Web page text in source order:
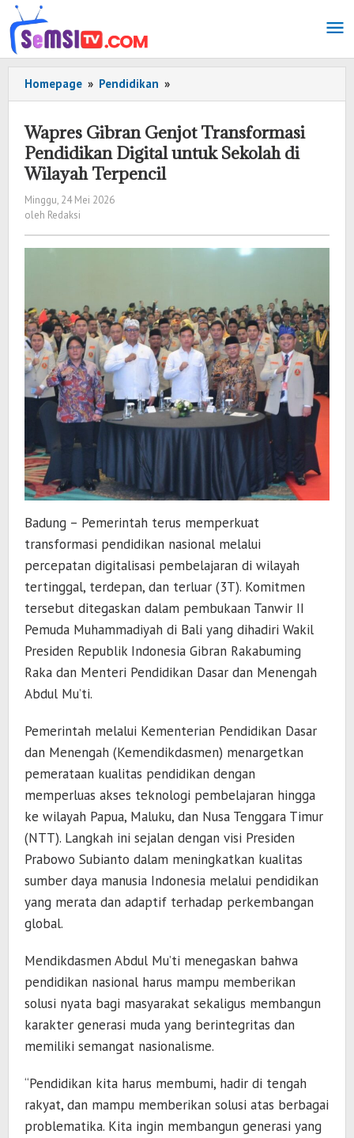
Lewati
ke
konten
Homepage » Pendidikan »
Gibran
Transformasi
Pendidikan
Wilayah
Terpencil
Wapres Gibran Genjot Transformasi
Pendidikan Digital untuk Sekolah di
Wilayah Terpencil
Minggu, 24 Mei 2026
oleh Redaksi
Badung – Pemerintah terus memperkuat
transformasi pendidikan nasional melalui
percepatan digitalisasi pembelajaran di wilayah
tertinggal, terdepan, dan terluar (3T). Komitmen
tersebut ditegaskan dalam pembukaan Tanwir II
Pemuda Muhammadiyah di Bali yang dihadiri Wakil
Presiden Republik Indonesia Gibran Rakabuming
Raka dan Menteri Pendidikan Dasar dan Menengah
Abdul Mu’ti.
Pemerintah melalui Kementerian Pendidikan Dasar
dan Menengah (Kemendikdasmen) menargetkan
pemerataan kualitas pendidikan dengan
memperluas akses teknologi pembelajaran hingga
ke wilayah Papua, Maluku, dan Nusa Tenggara Timur
(NTT). Langkah ini sejalan dengan visi Presiden
Prabowo Subianto dalam meningkatkan kualitas
sumber daya manusia Indonesia melalui pendidikan
yang merata dan adaptif terhadap perkembangan
global.
Mendikdasmen Abdul Mu’ti menegaskan bahwa
pendidikan nasional harus mampu memberikan
solusi nyata bagi masyarakat sekaligus membangun
karakter generasi muda yang berintegritas dan
memiliki semangat nasionalisme.
“Pendidikan kita harus membumi, hadir di tengah
rakyat, dan mampu memberikan solusi atas berbagai
problematika. Kita ingin membangun generasi yang